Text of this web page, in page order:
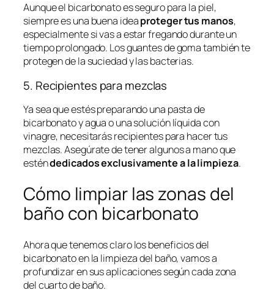
Aunque el bicarbonato es seguro para la piel,
siempre es una buena ideaproteger tus manos,
especialmente si vas a estar fregando durante un
tiempo prolongado. Los guantes de goma también te
protegen de la suciedad y las bacterias.
5. Recipientes para mezclas
Ya sea que estés preparando una pasta de
bicarbonato y agua o una solución líquida con
vinagre, necesitarás recipientes para hacer tus
mezclas. Asegúrate de tener algunos a mano que
esténdedicados exclusivamente a la limpieza.
Cómo limpiar las zonas del
baño con bicarbonato
Ahora que tenemos claro los beneficios del
bicarbonato en la limpieza del baño, vamos a
profundizar en sus aplicaciones según cada zona
del cuarto de baño.